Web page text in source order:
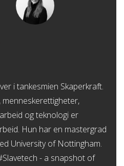
i tankesmien Skaperkraft.
menneskerettigheter,
og teknologi er
Hun har en mastergrad
University of Nottingham.
- a snapshot of